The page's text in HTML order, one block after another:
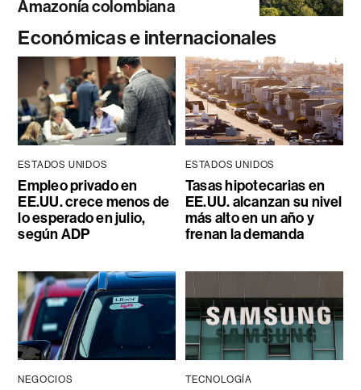
Amazonía colombiana
Económicas e internacionales
ESTADOS UNIDOS
Empleo privado en
EE.UU. crece menos de
lo esperado en julio,
según ADP
ESTADOS UNIDOS
Tasas hipotecarias en
EE.UU. alcanzan su nivel
más alto en un año y
frenan la demanda
NEGOCIOS TECNOLOGÍA